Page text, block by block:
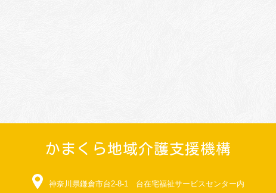
かまくら地域介護支援機構
神奈川県鎌倉市台2-8-1 台在宅福祉サービスセンター内